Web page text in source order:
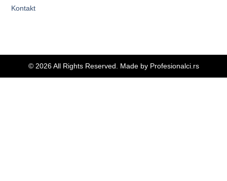
Kontakt
© 2026 All Rights Reserved. Made by Profesionalci.rs